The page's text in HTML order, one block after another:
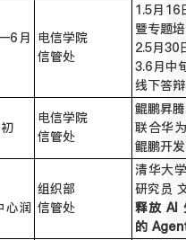
月 电信学院
信管处
1.5月16
暨专题
2.5月30
3.6月中
线下答
电信学院
信管处
鲲鹏昇
联合华
鲲鹏开
心润
组织部
信管处
清华大
研究员
释放 AI
的